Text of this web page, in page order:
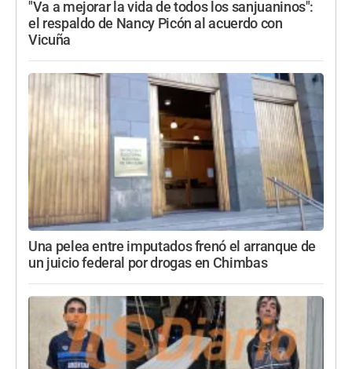
"Va a mejorar la vida de todos los sanjuaninos":
el respaldo de Nancy Picón al acuerdo con
Vicuña
Una pelea entre imputados frenó el arranque de
un juicio federal por drogas en Chimbas